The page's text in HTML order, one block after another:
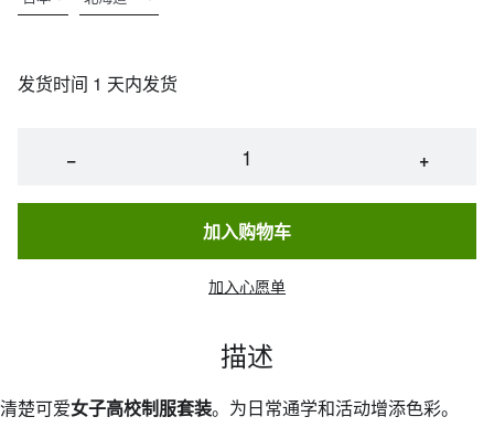
发货时间 1 天内发货
− +
加入购物车
加入心愿单
描述
清楚可爱女子高校制服套装。为日常通学和活动增添色彩。